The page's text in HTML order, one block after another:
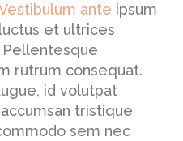
ante ipsum
et ultrices
Pellentesque
rutrum consequat.
id volutpat
tristique
sem nec